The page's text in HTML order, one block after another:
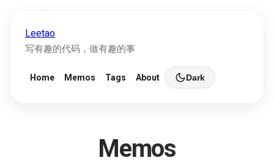
Leetao
写有趣的代码，做有趣的事
Home Memos Tags About Dark
Memos